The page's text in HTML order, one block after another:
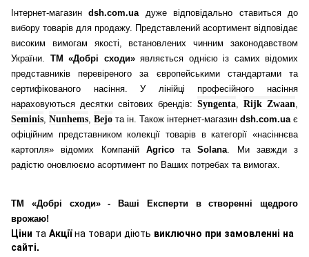
Інтернет-магазинdsh.com.ua дуже відповідально ставиться до
вибору товарів для продажу. Представлений асортимент відповідає
високим вимогам якості, встановлених чинним законодавством
України. ТМ «Добрі сходи»являється однією із самих відомих
представників перевіреного за європейськими стандартами та
сертифікованого насіння. У лінійці професійного насіння
нараховуються десятки світових брендів: Syngenta Rijk Zwaan
Seminis Nunhems Bejo та ін. Також інтернет-магазин dsh.com.ua є
офіційним представником колекції товарів в категорії «насіннєва
картопля» відомих Компаній AgricoтаSolana . Ми завжди з
радістю оновлюємо асортимент по Ваших потребах та вимогах.
ТМ «Добрі сходи» - Ваші Експерти в створенні щедрого
врожаю!
Ціни та Акціїна товари діють виключно при замовленні на
сайті.